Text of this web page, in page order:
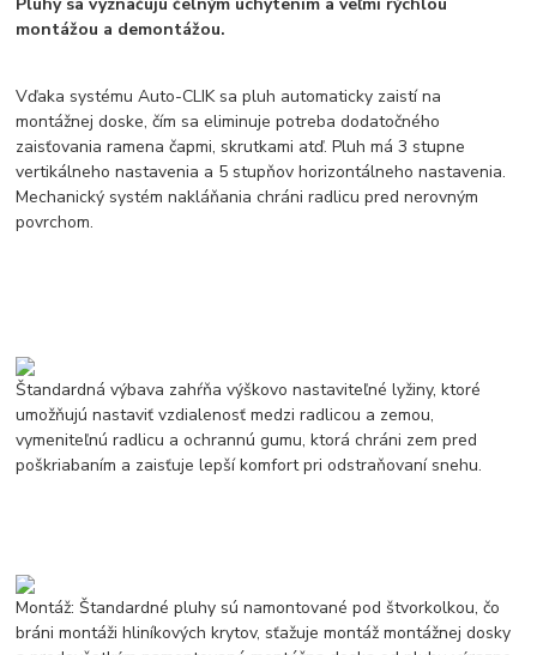
Pluhy sa vyznačujú čelným uchytením a veľmi rýchlou
montážou a demontážou.
Vďaka systému Auto-CLIK sa pluh automaticky zaistí na
montážnej doske, čím sa eliminuje potreba dodatočného
zaisťovania ramena čapmi, skrutkami atď. Pluh má 3 stupne
vertikálneho nastavenia a 5 stupňov horizontálneho nastavenia.
Mechanický systém nakláňania chráni radlicu pred nerovným
povrchom.
Štandardná výbava zahŕňa výškovo nastaviteľné lyžiny, ktoré
umožňujú nastaviť vzdialenosť medzi radlicou a zemou,
vymeniteľnú radlicu a ochrannú gumu, ktorá chráni zem pred
poškriabaním a zaisťuje lepší komfort pri odstraňovaní snehu.
Montáž: Štandardné pluhy sú namontované pod štvorkolkou, čo
bráni montáži hliníkových krytov, sťažuje montáž montážnej dosky